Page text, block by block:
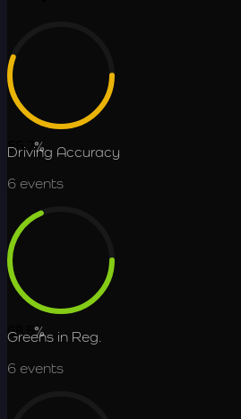
55.7%
Driving Accuracy
6 events
68.5%
Greens in Reg.
6 events